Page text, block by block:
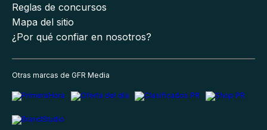
Reglas de concursos
Mapa del sitio
¿Por qué confiar en nosotros?
Otras marcas de GFR Media